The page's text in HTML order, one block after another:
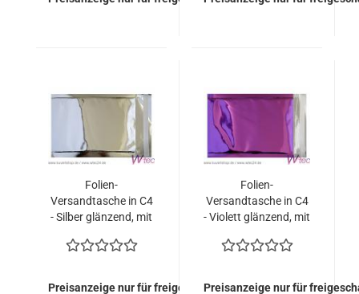
Folien-
Versandtasche in C4
- Silber glänzend, mit
Kuverts = 78,50
Preisanzeige nur für freigeschaltete Kunden
Folien-
Versandtasche in C4
- Violett glänzend, mit
Kuverts = 78,50
Preisanzeige nur für